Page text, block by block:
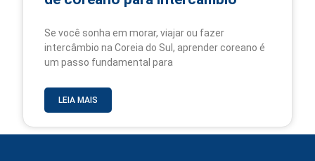
Se você sonha em morar, viajar ou fazer
intercâmbio na Coreia do Sul, aprender coreano é
um passo fundamental para
LEIA MAIS